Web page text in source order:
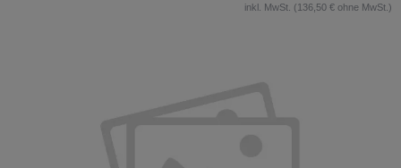
inkl. MwSt. (136,50 € ohne MwSt.)